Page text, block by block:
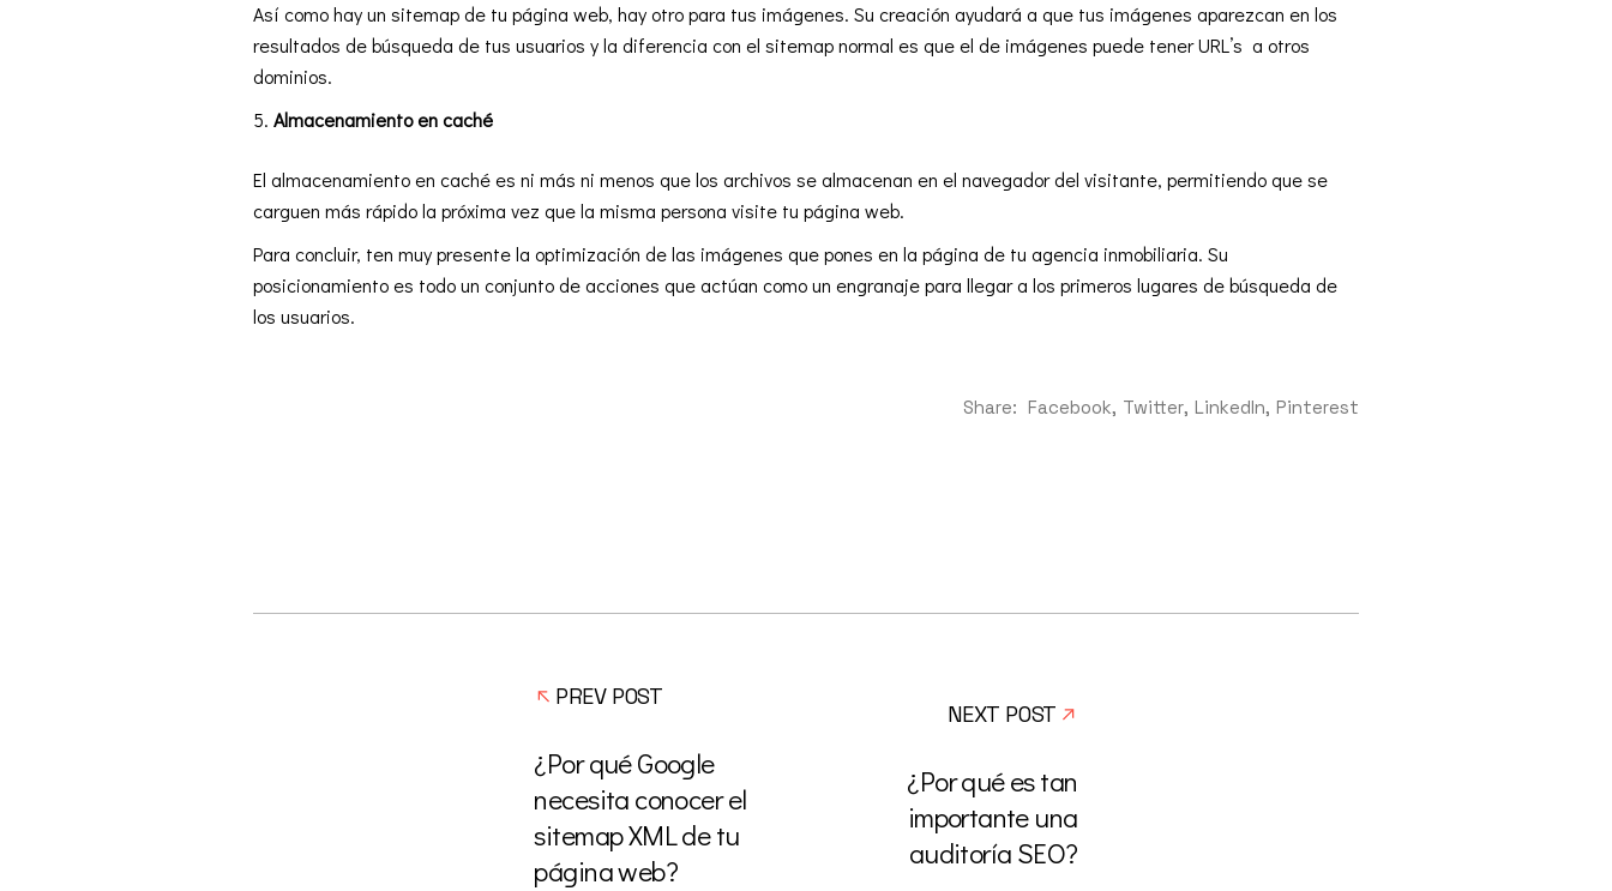
Así como hay un sitemap de tu página web, hay otro para tus imágenes. Su creación ayudará a que tus imágenes aparezcan en los
resultados de búsqueda de tus usuarios y la diferencia con elsitemapnormal es que el de imágenes puede tener URL’s a otros
dominios.
Almacenamiento en caché
El almacenamiento en caché es ni más ni menos que los archivos se almacenan en el navegador del visitante, permitiendo que se
carguen más rápido la próxima vez que la misma persona visite tu página web.
Para concluir, ten muy presente la optimización de las imágenes que pones en la página de tu agencia inmobiliaria. Su
posicionamiento es todo un conjunto de acciones que actúan como un engranaje para llegar a los primeros lugares de búsqueda de
los usuarios.
Share: Facebook Twitter LinkedIn Pinterest
PREV POST
¿Por qué Google
necesita conocer el
sitemap XML de tu
página web?
NEXT POST
¿Por qué es tan
importante una
auditoría SEO?